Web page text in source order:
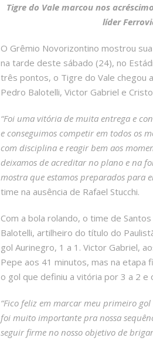
Tigre do Vale marcou nos
líder
O Grêmio Novorizontino mostrou
na tarde deste sábado (24), no
três pontos, o Tigre do Vale chegou
Pedro Balotelli, Victor Gabriel e
“Foi uma vitória de muita entrega e
e conseguimos competir em todos os
com disciplina e reagir bem aos
deixamos de acreditar no plano e na
mostra que estamos preparados para
time na ausência de Rafael Stucchi.
Com a bola rolando, o time de
Balotelli, artilheiro do título do
gol Aurinegro, 1 a 1. Victor Gabriel,
Pepe aos 41 minutos, mas na etapa
o gol que definiu a vitória por 3 a 2
“Fico feliz em marcar meu primeiro
foi muito importante pra nossa
seguir firme no nosso objetivo de